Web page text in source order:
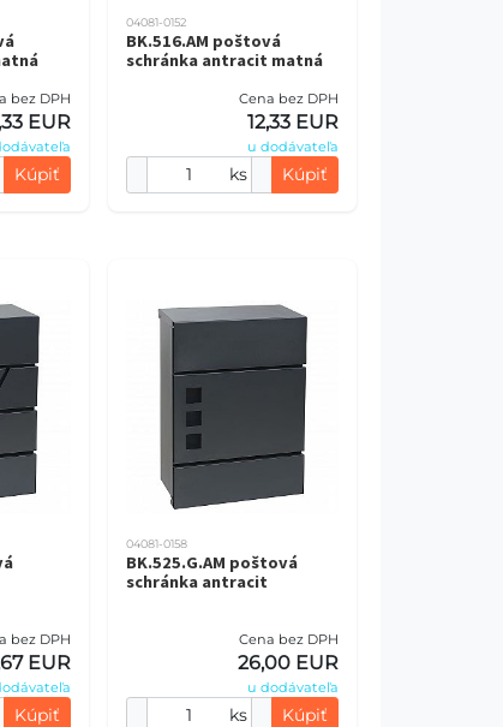
bez DPH
EUR
Kúpiť
04081-0152
BK.516.AM poštová
schránka antracit matná
Cena bez DPH
12,33 EUR
u dodávateľa
ks Kúpiť
bez DPH
EUR
Kúpiť
04081-0158
BK.525.G.AM poštová
schránka antracit
Cena bez DPH
26,00 EUR
u dodávateľa
ks Kúpiť